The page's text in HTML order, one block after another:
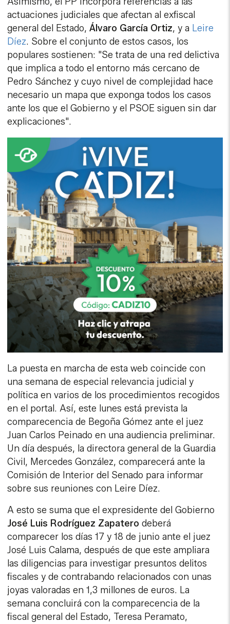
actuaciones judiciales que afectan al exfiscal
general del Estado,Álvaro García Ortiz, y a Leire
Díez. Sobre el conjunto de estos casos, los
populares sostienen: "Se trata de una red delictiva
que implica a todo el entorno más cercano de
Pedro Sánchez y cuyo nivel de complejidad hace
necesario un mapa que exponga todos los casos
ante los que el Gobierno y el PSOE siguen sin dar
explicaciones".
La puesta en marcha de esta web coincide con
una semana de especial relevancia judicial y
política en varios de los procedimientos recogidos
en el portal. Así, este lunes está prevista la
comparecencia de Begoña Gómez ante el juez
Juan Carlos Peinado en una audiencia preliminar.
Un día después, la directora general de la Guardia
Civil, Mercedes González, comparecerá ante la
Comisión de Interior del Senado para informar
sobre sus reuniones con Leire Díez.
A esto se suma que el expresidente del Gobierno
José Luis Rodríguez Zapatero deberá
comparecer los días 17 y 18 de junio ante el juez
José Luis Calama, después de que este ampliara
las diligencias para investigar presuntos delitos
fiscales y de contrabando relacionados con unas
joyas valoradas en 1,3 millones de euros. La
semana concluirá con la comparecencia de la
fiscal general del Estado, Teresa Peramato,